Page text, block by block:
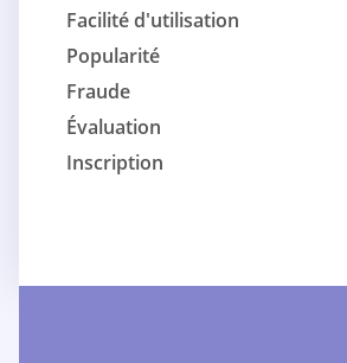
Facilité d'utilisation
Popularité
Fraude
Évaluation
Inscription